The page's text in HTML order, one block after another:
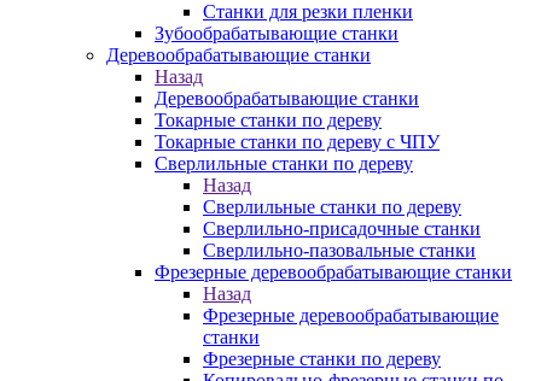
Станки для резки пленки
Зубообрабатывающие станки
Деревообрабатывающие станки
Назад
Деревообрабатывающие станки
Токарные станки по дереву
Токарные станки по дереву с ЧПУ
Сверлильные станки по дереву
Назад
Сверлильные станки по дереву
Сверлильно-присадочные станки
Сверлильно-пазовальные станки
Фрезерные деревообрабатывающие станки
Назад
Фрезерные деревообрабатывающие
станки
Фрезерные станки по дереву